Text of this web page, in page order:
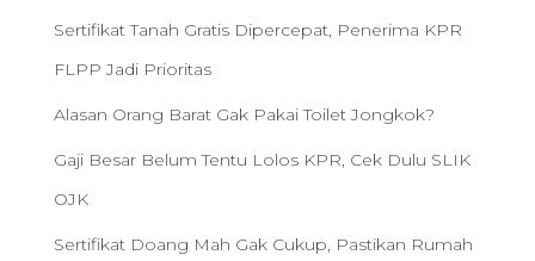
Sertifikat Tanah Gratis Dipercepat, Penerima KPR
FLPP Jadi Prioritas
Alasan Orang Barat Gak Pakai Toilet Jongkok?
Gaji Besar Belum Tentu Lolos KPR, Cek Dulu SLIK
OJK
Sertifikat Doang Mah Gak Cukup, Pastikan Rumah